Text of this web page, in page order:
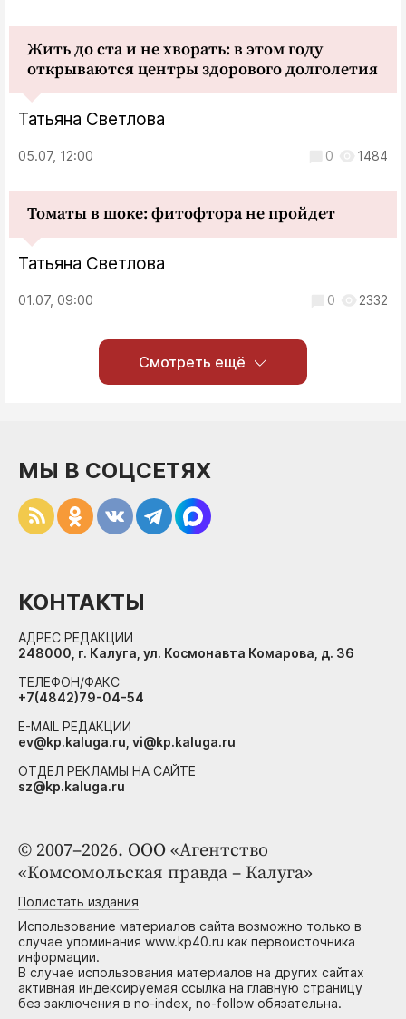
Жить до ста и не хворать: в этом году
открываются центры здорового долголетия
Татьяна Светлова
05.07, 12:00 0 1484
Томаты в шоке: фитофтора не пройдет
Татьяна Светлова
01.07, 09:00 0 2332
Смотреть ещё
© 2007–2026. ООО «Агентство
«Комсомольская правда – Калуга»
Полистать издания
Использование материалов сайта возможно только в
случае упоминания www.kp40.ru как первоисточника
информации.
В случае использования материалов на других сайтах
активная индексируемая ссылка на главную страницу
без заключения в no-index, no-follow обязательна.
МЫ В СОЦСЕТЯХ
КОНТАКТЫ
АДРЕС РЕДАКЦИИ
248000, г. Калуга, ул. Космонавта Комарова, д. 36
ТЕЛЕФОН/ФАКС
+7(4842)79-04-54
E-MAIL РЕДАКЦИИ
ev@kp.kaluga.ru, vi@kp.kaluga.ru
ОТДЕЛ РЕКЛАМЫ НА САЙТЕ
sz@kp.kaluga.ru